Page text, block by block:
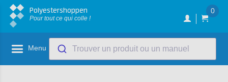
Polyestershoppen
Pour tout ce qui colle !
0
Menu Trouver un produit ou un manuel